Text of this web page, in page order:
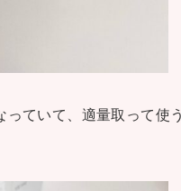
っていて、適量取って使